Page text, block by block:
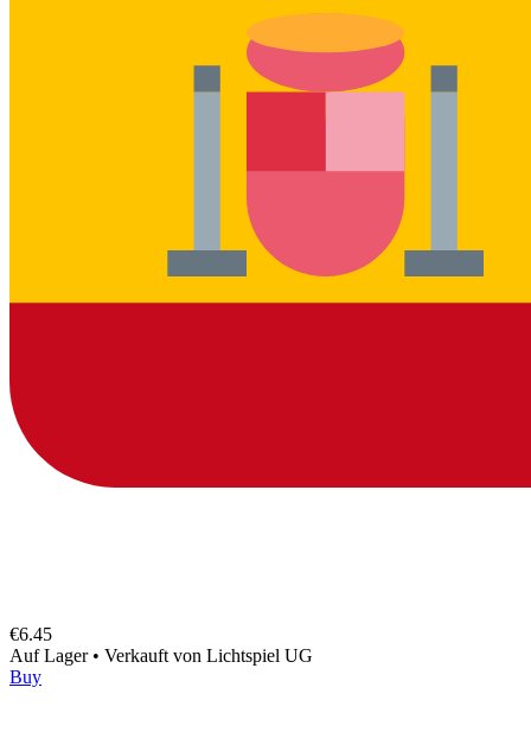
€6.45
Auf Lager • Verkauft von Lichtspiel UG
Buy